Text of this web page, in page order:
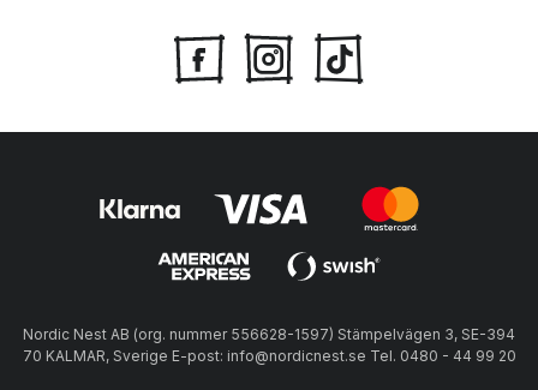
Nordic Nest AB (org. nummer 556628-1597) Stämpelvägen 3, SE-394
70 KALMAR, Sverige E-post: info@nordicnest.se Tel. 0480 - 44 99 20